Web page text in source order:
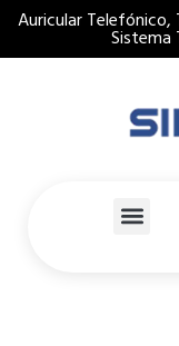
Auricular
Sistema